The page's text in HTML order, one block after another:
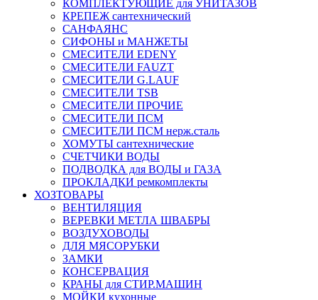
КОМПЛЕКТУЮЩИЕ для УНИТАЗОВ
КРЕПЕЖ сантехнический
САНФАЯНС
СИФОНЫ и МАНЖЕТЫ
СМЕСИТЕЛИ EDENY
СМЕСИТЕЛИ FAUZT
СМЕСИТЕЛИ G.LAUF
СМЕСИТЕЛИ TSB
СМЕСИТЕЛИ ПРОЧИЕ
СМЕСИТЕЛИ ПСМ
СМЕСИТЕЛИ ПСМ нерж.сталь
ХОМУТЫ сантехнические
СЧЕТЧИКИ ВОДЫ
ПОДВОДКА для ВОДЫ и ГАЗА
ПРОКЛАДКИ ремкомплекты
ХОЗТОВАРЫ
ВЕНТИЛЯЦИЯ
ВЕРЕВКИ МЕТЛА ШВАБРЫ
ВОЗДУХОВОДЫ
ДЛЯ МЯСОРУБКИ
ЗАМКИ
КОНСЕРВАЦИЯ
КРАНЫ для СТИР.МАШИН
МОЙКИ кухонные